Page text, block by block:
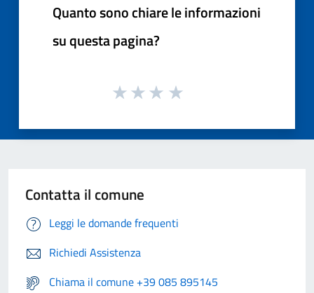
Quanto sono chiare le informazioni
su questa pagina?
Contatta il comune
Leggi le domande frequenti
Richiedi Assistenza
Chiama il comune +39 085 895145